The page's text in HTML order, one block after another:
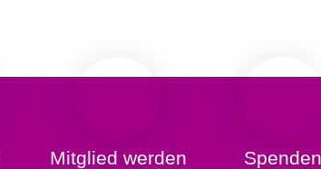
Mitglied werden Spenden